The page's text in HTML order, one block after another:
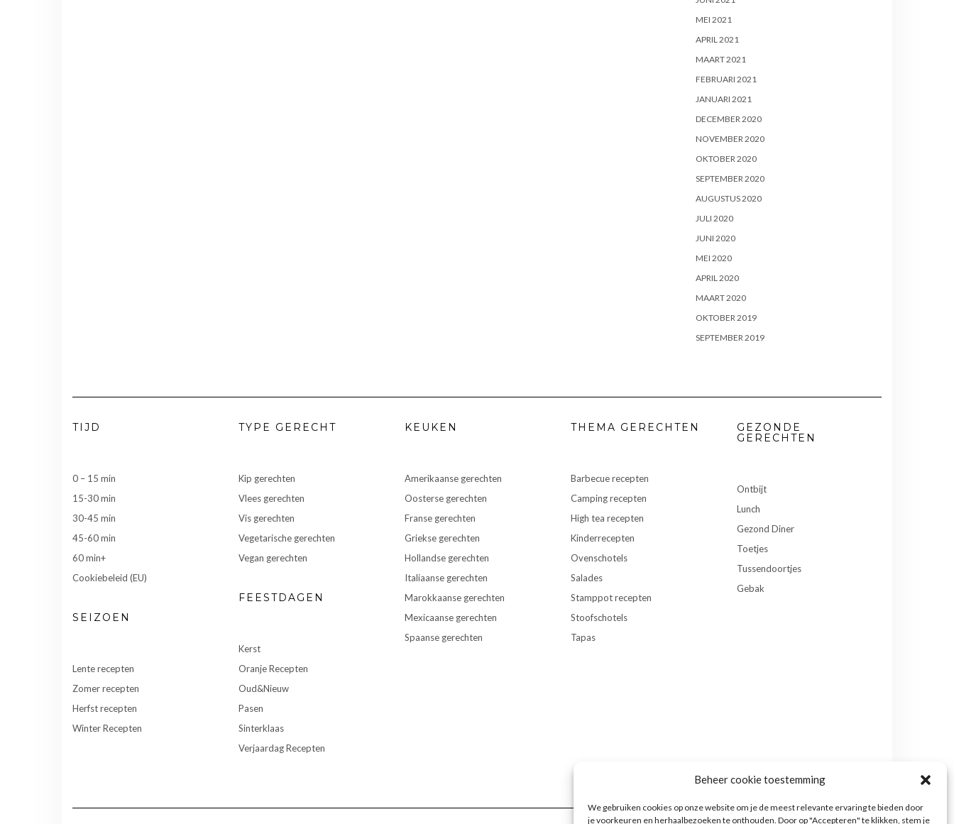
Beheer cookie toestemming
We gebruiken cookies op onze website om je de meest relevante ervaring te bieden door
je voorkeuren en herhaalbezoeken te onthouden. Door op "Accepteren" te klikken, stem je
MEI 2021
APRIL 2021
MAART 2021
FEBRUARI 2021
JANUARI 2021
DECEMBER 2020
NOVEMBER 2020
OKTOBER 2020
SEPTEMBER 2020
AUGUSTUS 2020
JULI 2020
JUNI 2020
MEI 2020
APRIL 2020
MAART 2020
OKTOBER 2019
SEPTEMBER 2019
TIJD
0 – 15 min
15-30 min
30-45 min
45-60 min
60 min+
Cookiebeleid (EU)
SEIZOEN
Lente recepten
Zomer recepten
Herfst recepten
Winter Recepten
TYPE GERECHT
Kip gerechten
Vlees gerechten
Vis gerechten
Vegetarische gerechten
Vegan gerechten
FEESTDAGEN
Kerst
Oranje Recepten
Oud&Nieuw
Pasen
Sinterklaas
Verjaardag Recepten
KEUKEN
Amerikaanse gerechten
Oosterse gerechten
Franse gerechten
Griekse gerechten
Hollandse gerechten
Italiaanse gerechten
Marokkaanse gerechten
Mexicaanse gerechten
Spaanse gerechten
THEMA GERECHTEN
Barbecue recepten
Camping recepten
High tea recepten
Kinderrecepten
Ovenschotels
Salades
Stamppot recepten
Stoofschotels
Tapas
GEZONDE
GERECHTEN
Ontbijt
Lunch
Gezond Diner
Toetjes
Tussendoortjes
Gebak